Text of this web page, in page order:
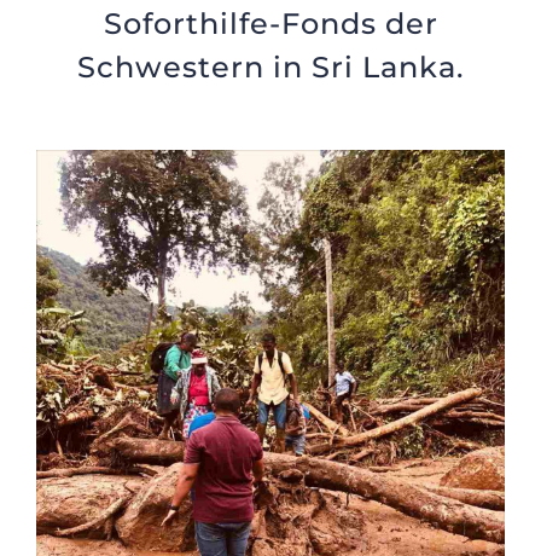
Soforthilfe-Fonds der
Schwestern in Sri Lanka.